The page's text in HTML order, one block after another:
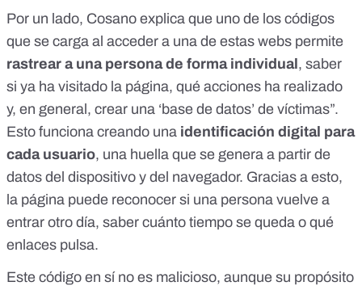
Por un lado, Cosano explica que uno de los códigos
que se carga al acceder a una de estas webs permite
rastrear a una persona de forma individual, saber
si ya ha visitado la página, qué acciones ha realizado
y, en general, crear una ‘base de datos’ de víctimas”.
Esto funciona creando una identificación digital para
cada usuario, una huella que se genera a partir de
datos del dispositivo y del navegador. Gracias a esto,
la página puede reconocer si una persona vuelve a
entrar otro día, saber cuánto tiempo se queda o qué
enlaces pulsa.
Este código en sí no es malicioso, aunque su propósito